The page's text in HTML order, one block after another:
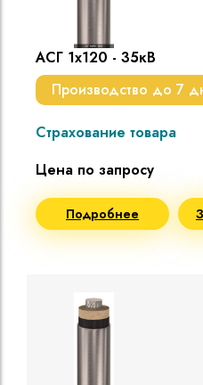
АСГ 1х120 - 35кВ
Производство до 7
Страхование товара
Цена по запросу
Подробнее